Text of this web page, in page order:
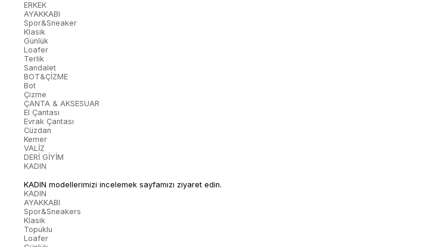
ERKEK
AYAKKABI
Spor&Sneaker
Klasik
Günlük
Loafer
Terlik
Sandalet
BOT&ÇİZME
Bot
Çizme
ÇANTA & AKSESUAR
El Çantası
Evrak Çantası
Cüzdan
Kemer
VALİZ
DERİ GİYİM
KADIN
KADIN modellerimizi incelemek sayfamızı ziyaret edin.
KADIN
AYAKKABI
Spor&Sneakers
Klasik
Topuklu
Loafer